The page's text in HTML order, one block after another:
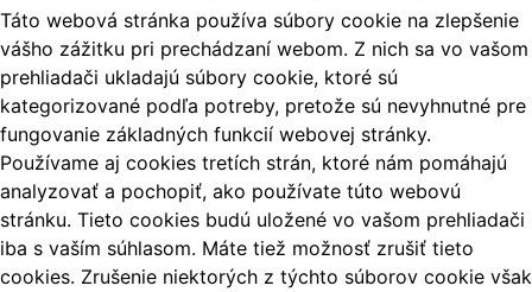
Táto webová stránka používa súbory cookie na zlepšenie
vášho zážitku pri prechádzaní webom. Z nich sa vo vašom
prehliadači ukladajú súbory cookie, ktoré sú
kategorizované podľa potreby, pretože sú nevyhnutné pre
fungovanie základných funkcií webovej stránky.
Používame aj cookies tretích strán, ktoré nám pomáhajú
analyzovať a pochopiť, ako používate túto webovú
stránku. Tieto cookies budú uložené vo vašom prehliadači
iba s vaším súhlasom. Máte tiež možnosť zrušiť tieto
cookies. Zrušenie niektorých z týchto súborov cookie však